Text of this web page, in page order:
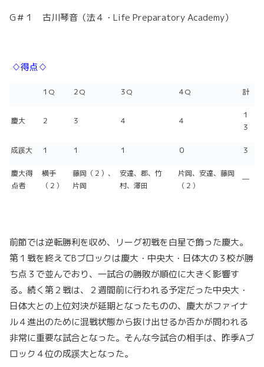
G＃１ 古川琴音（法４・Life Preparatory Academy）
♢得点♢
１Q ２Q ３Q ４Q 計
慶大 ２ ３ ４ ４
１
３
成蹊大 １ １ １ ０ ３
慶大得
点者
横手
（２）
藤岡（２）、
片岡
安達、郡、竹
村、澤田
片岡、安達、藤岡
（２）
―
前節では逆転勝利を収め、リーグ初戦を白星で飾った慶大。
第１戦を終えてBブロックは慶大・中央大・日体大の３校が勝
ち点３で並んでおり、一試合の勝敗が順位に大きく影響す
る。続く第２戦は、２週間前に行われる予定だった中央大・
日体大との上位対決が延期となったものの、慶大がファイナ
ル４進出のために混戦状態から抜け出せるか否かが問われる
非常に重要な試合となった。そんな今試合の相手は、昨季Aブ
ロック４位の成蹊大となった。